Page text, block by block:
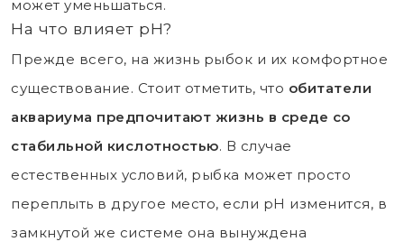
может уменьшаться.
На что влияет рН?
Прежде всего, на жизнь рыбок и их комфортное
существование. Стоит отметить, что обитатели
аквариума предпочитают жизнь в среде со
стабильной кислотностью. В случае
естественных условий, рыбка может просто
переплыть в другое место, если рН изменится, в
замкнутой же системе она вынуждена